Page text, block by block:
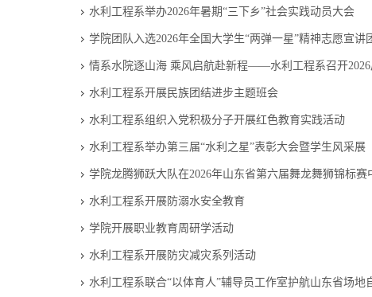
水利工程系举办2026年暑期“三下乡”社会实践动员大会
学院团队入选2026年全国大学生“两弹一星”精神志愿宣讲
情系水院逐山海 乘风启航赴新程——水利工程系召开
水利工程系开展民族团结进步主题班会
水利工程系组织入党积极分子开展红色教育实践活动
水利工程系举办第三届“水利之星”表彰大会暨学生风采展
学院龙腾狮跃大队在2026年山东省第六届舞龙舞狮锦标赛
水利工程系开展防溺水安全教育
学院开展职业教育周研学活动
水利工程系开展防灾减灾系列活动
水利工程系联合“以体育人”辅导员工作室护航山东省场地